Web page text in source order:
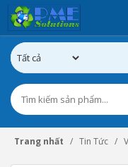
Trang nhất Tin Tức